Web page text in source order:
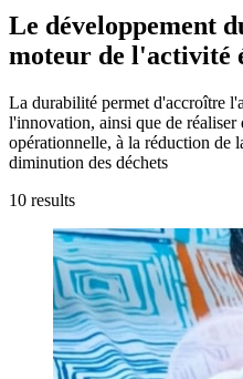
Le développement
moteur de l'activité
La durabilité permet d'accroître
l'innovation, ainsi que de réaliser
opérationnelle, à la réduction de
diminution des déchets
10 results